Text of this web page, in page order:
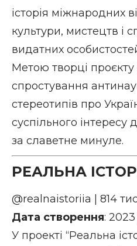
історія міжнародних
культури, мистецтв і
видатних
Метою творці
спростування
стереотипів про
суспільного інтересу
за славетне минуле.
РЕАЛЬНА
@realnaistoriia | 814
Дата створення: 2023
У проекті “Реальна